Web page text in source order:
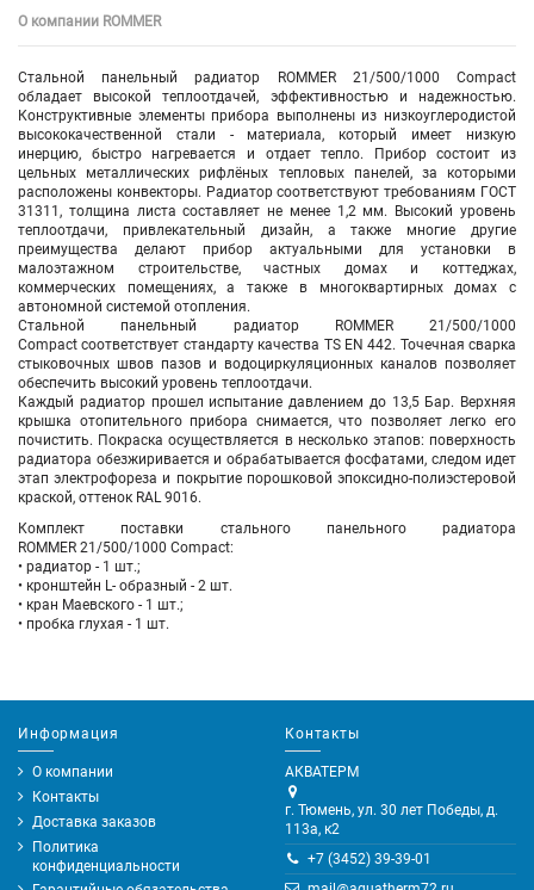
О компании ROMMER
Стальной панельный радиатор ROMMER 21/500/1000 Compact
обладает высокой теплоотдачей, эффективностью и надежностью.
Конструктивные элементы прибора выполнены из низкоуглеродистой
высококачественной стали - материала, который имеет низкую
инерцию, быстро нагревается и отдает тепло. Прибор состоит из
цельных металлических рифлёных тепловых панелей, за которыми
расположены конвекторы. Радиатор соответствуют требованиям ГОСТ
31311, толщина листа составляет не менее 1,2 мм. Высокий уровень
теплоотдачи, привлекательный дизайн, а также многие другие
преимущества делают прибор актуальными для установки в
малоэтажном строительстве, частных домах и коттеджах,
коммерческих помещениях, а также в многоквартирных домах с
автономной системой отопления.
Стальной панельный радиатор ROMMER 21/500/1000
Compact соответствует стандарту качества TS EN 442. Точечная сварка
стыковочных швов пазов и водоциркуляционных каналов позволяет
обеспечить высокий уровень теплоотдачи.
Каждый радиатор прошел испытание давлением до 13,5 Бар. Верхняя
крышка отопительного прибора снимается, что позволяет легко его
почистить. Покраска осуществляется в несколько этапов: поверхность
радиатора обезжиривается и обрабатывается фосфатами, следом идет
этап электрофореза и покрытие порошковой эпоксидно-полиэстеровой
краской, оттенок RAL 9016.
Комплект поставки стального панельного радиатора
ROMMER 21/500/1000 Compact:
• радиатор - 1 шт.;
• кронштейн L- образный - 2 шт.
• кран Маевского - 1 шт.;
• пробка глухая - 1 шт.
Информация
О компании
Контакты
Доставка заказов
Политика
конфиденциальности
Контакты
АКВАТЕРМ
г. Тюмень, ул. 30 лет Победы, д.
113а, к2
+7 (3452) 39-39-01